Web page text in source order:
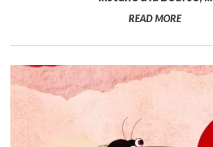
READ MORE